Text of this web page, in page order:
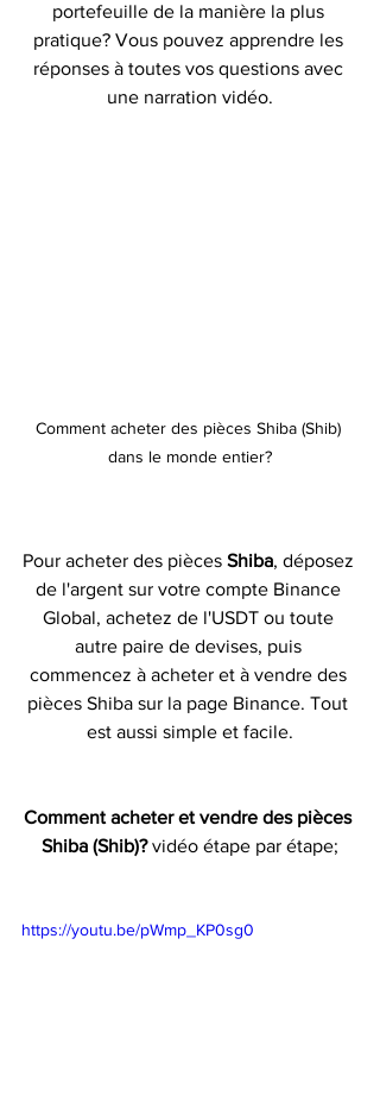
portefeuille de la manière la plus
pratique? Vous pouvez apprendre les
réponses à toutes vos questions avec
une narration vidéo.
Comment acheter des pièces Shiba (Shib)
dans le monde entier?
Pour acheter des pièces Shiba, déposez
de l'argent sur votre compte Binance
Global, achetez de l'USDT ou toute
autre paire de devises, puis
commencez à acheter et à vendre des
pièces Shiba sur la page Binance. Tout
est aussi simple et facile.
Comment acheter et vendre des pièces
Shiba (Shib)? vidéo étape par étape;
https://youtu.be/pWmp_KP0sg0